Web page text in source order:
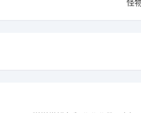
怪